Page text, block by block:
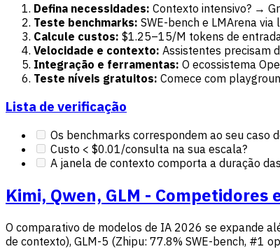
Defina necessidades: Contexto intensivo? →
Teste benchmarks: SWE-bench e LMArena via
Calcule custos: $1.25–15/M tokens de
Velocidade e contexto: Assistentes precisam
Integração e ferramentas: O ecossistema
Teste níveis gratuitos: Comece com
Lista de verificação
Os benchmarks correspondem ao seu caso
Custo < $0.01/consulta na sua escala?
A janela de contexto comporta a duração
Kimi, Qwen, GLM -
O comparativo de modelos de IA 2026 se expande
de contexto), GLM-5 (Zhipu: 77.8% SWE-bench, #1